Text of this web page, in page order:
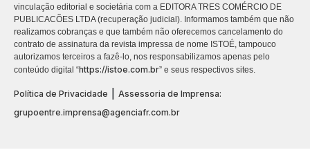
vinculação editorial e societária com a EDITORA TRES COMÉRCIO DE
PUBLICACÕES LTDA (recuperação judicial). Informamos também que não
realizamos cobranças e que também não oferecemos cancelamento do
contrato de assinatura da revista impressa de nome ISTOÉ, tampouco
autorizamos terceiros a fazê-lo, nos responsabilizamos apenas pelo
conteúdo digital “https://istoe.com.br” e seus respectivos sites.
Política de Privacidade
Assessoria de Imprensa:
grupoentre.imprensa@agenciafr.com.br